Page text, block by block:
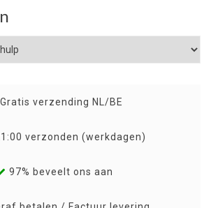
Gratis verzending NL/BE
verzonden (werkdagen)
97% beveelt ons aan